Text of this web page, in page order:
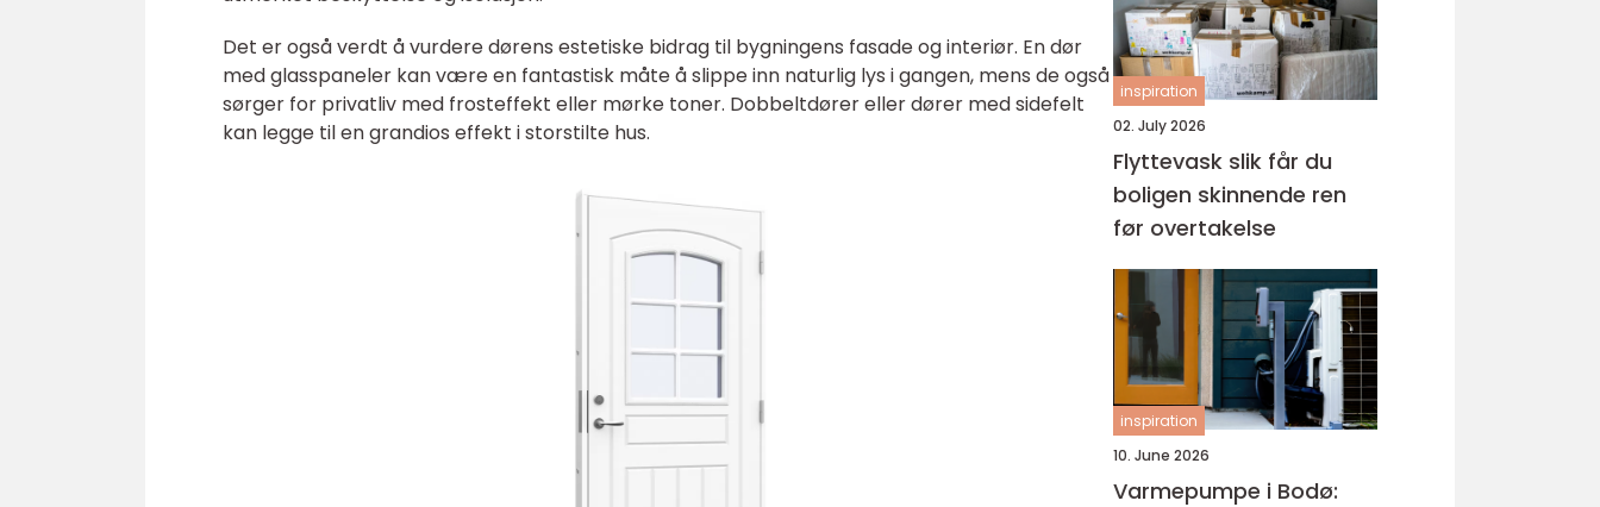
Det er også verdt å vurdere dørens estetiske bidrag til bygningens fasade og interiør. En dør
med glasspaneler kan være en fantastisk måte å slippe inn naturlig lys i gangen, mens de også
sørger for privatliv med frosteffekt eller mørke toner. Dobbeltdører eller dører med sidefelt
kan legge til en grandios effekt i storstilte hus.
inspiration
02. July 2026
Flyttevask slik får du
boligen skinnende ren
før overtakelse
inspiration
10. June 2026
Varmepumpe i Bodø: